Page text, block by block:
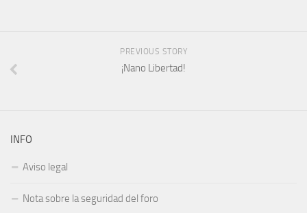
PREVIOUS STORY
¡Nano Libertad!
INFO
Aviso legal
Nota sobre la seguridad del foro